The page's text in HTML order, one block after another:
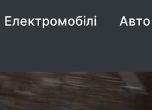
Електромобілі